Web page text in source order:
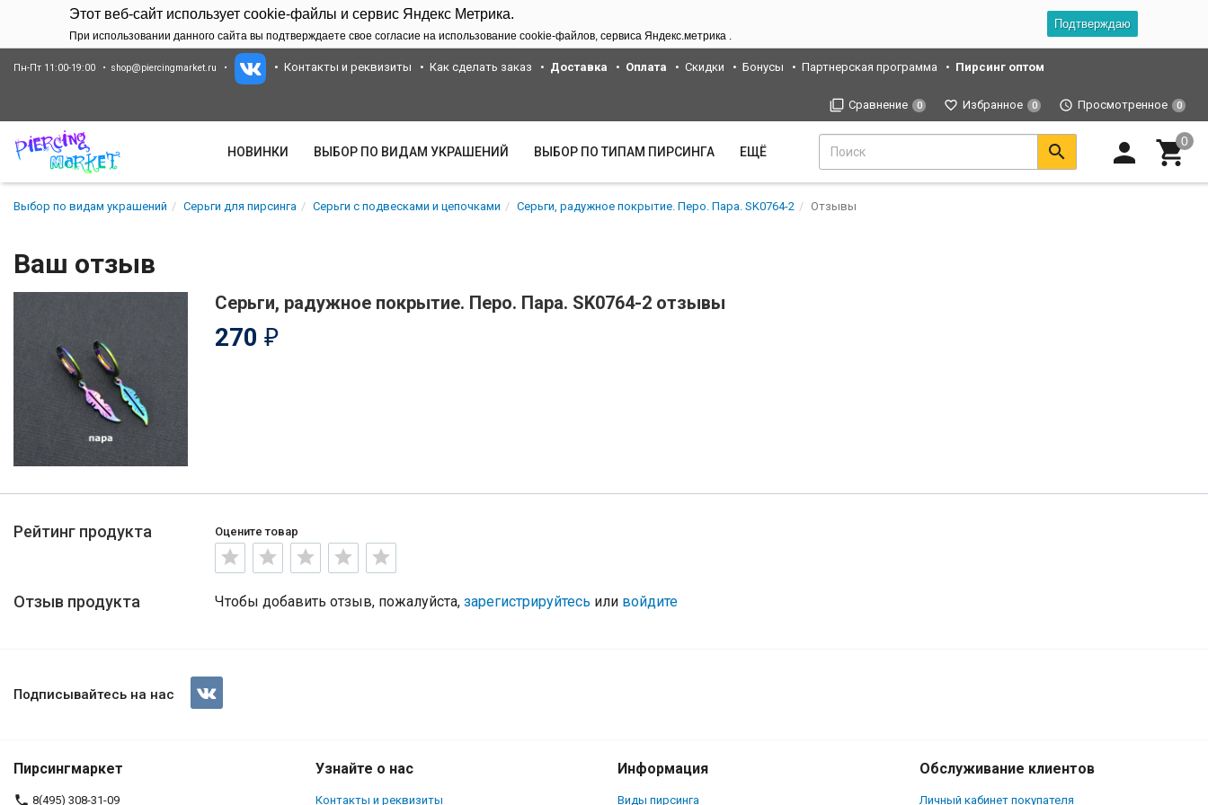
Этот веб-сайт использует cookie-файлы и сервис Яндекс Метрика.
При использовании данного сайта вы подтверждаете свое согласие на использование cookie-файлов, сервиса Яндекс.метрика .
Подтверждаю
Пн-Пт 11:00-19:00 shop@piercingmarket.ru Контакты и реквизиты Как сделать заказ Доставка Оплата Скидки Бонусы Партнерская программа Пирсинг оптом
Сравнение 0 Избранное 0 Просмотренное 0
НОВИНКИ ВЫБОР ПО ВИДАМ УКРАШЕНИЙ ВЫБОР ПО ТИПАМ ПИРСИНГА ЕЩЁ
Выбор по видам украшений Серьги для пирсинга Серьги с подвесками и цепочками Серьги, радужное покрытие. Перо. Пара. SK0764-2 Отзывы
Ваш отзыв
Серьги, радужное покрытие. Перо. Пара. SK0764-2 отзывы
270 ₽
Рейтинг продукта Оцените товар
Отзыв продукта Чтобы добавить отзыв, пожалуйста, зарегистрируйтесь или войдите
Подписывайтесь на нас
Пирсингмаркет
8(495) 308-31-09
Узнайте о нас
Контакты и реквизиты
Информация
Виды пирсинга
Обслуживание клиентов
Личный кабинет покупателя